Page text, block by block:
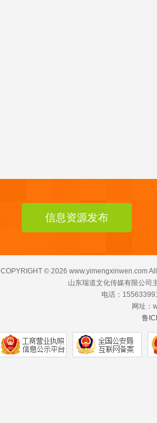
信息资源发布
COPYRIGHT © 2026 www.yimengxinwen.com
山东瑞道文化传媒有限公司
电话：
网址：
鲁